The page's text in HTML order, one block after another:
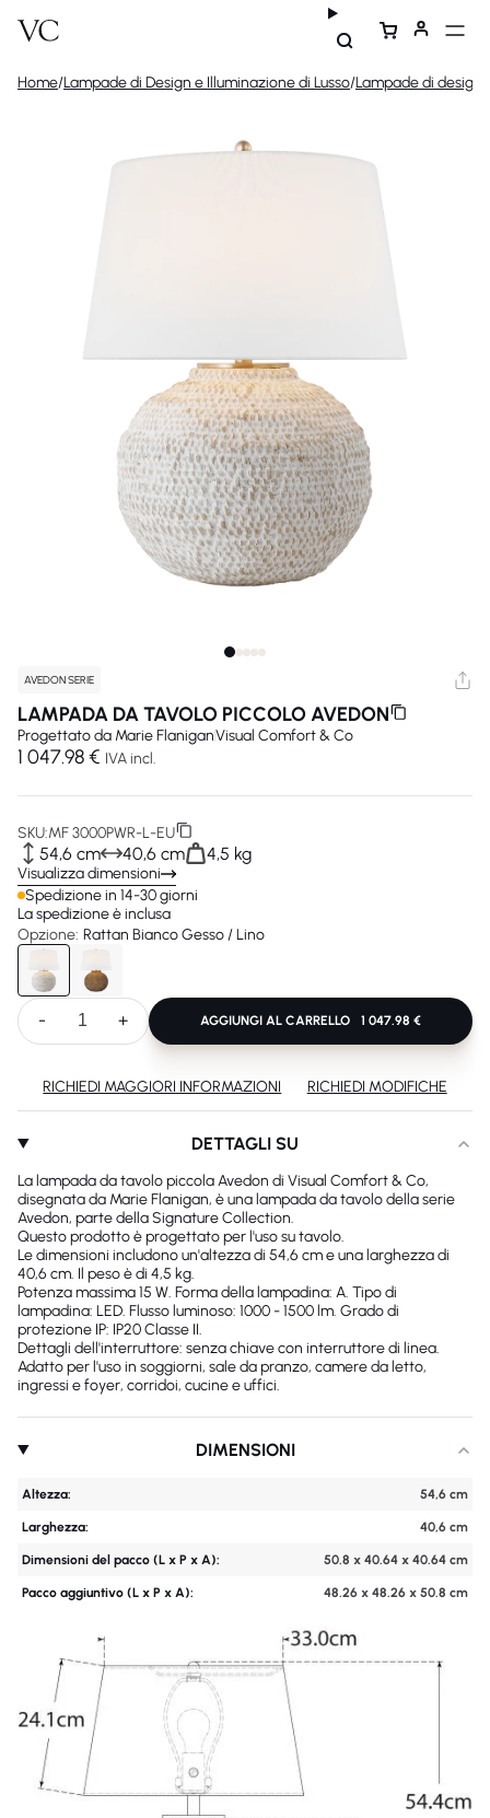
Home/Lampade di Design e Illuminazione di Lusso/Lampade di design
DETTAGLI SU
La lampada da tavolo piccola Avedon di Visual Comfort & Co,
disegnata da Marie Flanigan, è una lampada da tavolo della serie
Avedon, parte della Signature Collection.
Questo prodotto è progettato per l'uso su tavolo.
Le dimensioni includono un'altezza di 54,6 cm e una larghezza di
40,6 cm. Il peso è di 4,5 kg.
Potenza massima 15 W. Forma della lampadina: A. Tipo di
lampadina: LED. Flusso luminoso: 1000 - 1500 lm. Grado di
protezione IP: IP20 Classe II.
Dettagli dell'interruttore: senza chiave con interruttore di linea.
Adatto per l'uso in soggiorni, sale da pranzo, camere da letto,
ingressi e foyer, corridoi, cucine e uffici.
DIMENSIONI
Altezza: 54,6 cm
Larghezza: 40,6 cm
Dimensioni del pacco (L x P x A): 50.8 x 40.64 x 40.64 cm
Pacco aggiuntivo (L x P x A): 48.26 x 48.26 x 50.8 cm
AVEDON SERIE
LAMPADA DA TAVOLO PICCOLO AVEDON
Progettato da Marie FlaniganVisual Comfort & Co
1 047.98 € IVA incl.
SKU:MF 3000PWR-L-EU
54,6 cm 40,6 cm 4,5 kg
Visualizza dimensioni
Spedizione in 14-30 giorni
La spedizione è inclusa
Opzione: Rattan Bianco Gesso / Lino
- + AGGIUNGI AL CARRELLO 1 047.98 €
RICHIEDI MAGGIORI INFORMAZIONI RICHIEDI MODIFICHE